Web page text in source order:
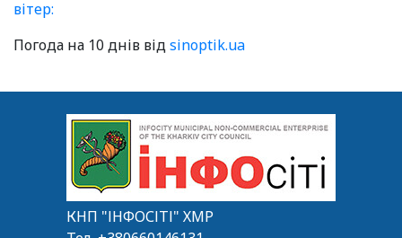
вітер:
Погода на 10 днів відsinoptik.ua
КНП "ІНФОСІТІ" ХМР